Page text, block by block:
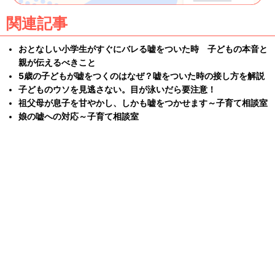
関連記事
おとなしい小学生がすぐにバレる嘘をついた時 子どもの本音と
親が伝えるべきこと
5歳の子どもが嘘をつくのはなぜ？嘘をついた時の接し方を解説
子どものウソを見逃さない。目が泳いだら要注意！
祖父母が息子を甘やかし、しかも嘘をつかせます～子育て相談室
娘の嘘への対応～子育て相談室